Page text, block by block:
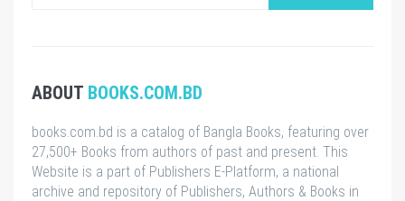
ABOUT BOOKS.COM.BD
books.com.bd is a catalog of Bangla Books, featuring over
27,500+ Books from authors of past and present. This
Website is a part of Publishers E-Platform, a national
archive and repository of Publishers, Authors & Books in